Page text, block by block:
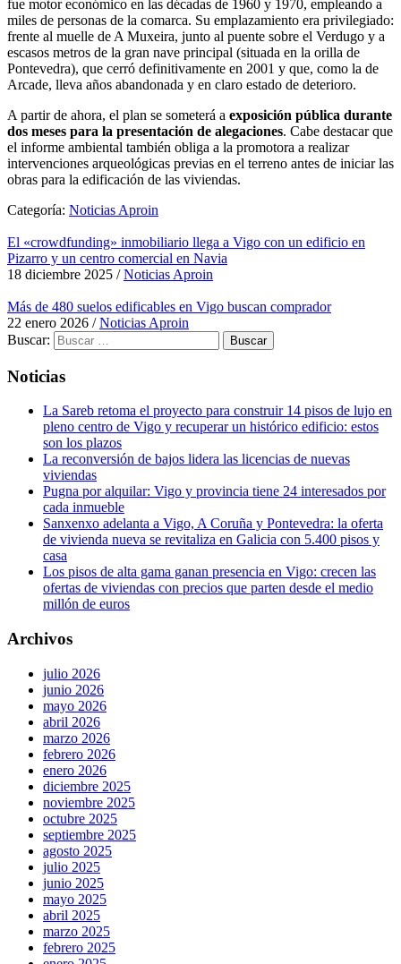
fue motor económico en las décadas de 1960 y 1970, empleando a
miles de personas de la comarca. Su emplazamiento era privilegiado:
frente al muelle de A Muxeira, junto al puente sobre el Verdugo y a
escasos metros de la gran nave principal (situada en la orilla de
Pontevedra), que cerró definitivamente en 2001 y que, como la de
Arcade, lleva años abandonada y en claro estado de deterioro.
A partir de ahora, el plan se someterá a exposición pública durante
dos meses para la presentación de alegaciones. Cabe destacar que
el informe ambiental también obliga a la promotora a realizar
intervenciones arqueológicas previas en el terreno antes de iniciar las
obras para la edificación de las viviendas.
Categoría: Noticias Aproin
El «crowdfunding» inmobiliario llega a Vigo con un edificio en
Pizarro y un centro comercial en Navia
18 diciembre 2025 /Noticias Aproin
Más de 480 suelos edificables en Vigo buscan comprador
22 enero 2026 /Noticias Aproin
Buscar:
Noticias
La Sareb retoma el proyecto para construir 14 pisos de lujo en
pleno centro de Vigo y recuperar un histórico edificio: estos
son los plazos
La reconversión de bajos lidera las licencias de nuevas
viviendas
Pugna por alquilar: Vigo y provincia tiene 24 interesados por
cada inmueble
Sanxenxo adelanta a Vigo, A Coruña y Pontevedra: la oferta
de vivienda nueva se revitaliza en Galicia con 5.400 pisos y
casa
Los pisos de alta gama ganan presencia en Vigo: crecen las
ofertas de viviendas con precios que parten desde el medio
millón de euros
Archivos
julio 2026
junio 2026
mayo 2026
abril 2026
marzo 2026
febrero 2026
enero 2026
diciembre 2025
noviembre 2025
octubre 2025
septiembre 2025
agosto 2025
julio 2025
junio 2025
mayo 2025
abril 2025
marzo 2025
febrero 2025